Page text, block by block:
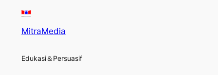
MitraMedia
Edukasi＆Persuasif